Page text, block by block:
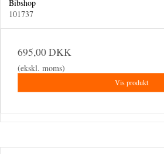
Bibshop
101737
695,00 DKK
(ekskl. moms)
Vis produkt